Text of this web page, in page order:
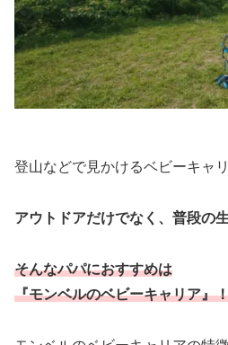
登山などで見かけるベビーキャ
アウトドアだけでなく、普段の
そんなパパにおすすめは
『モンベルのベビーキャリア』